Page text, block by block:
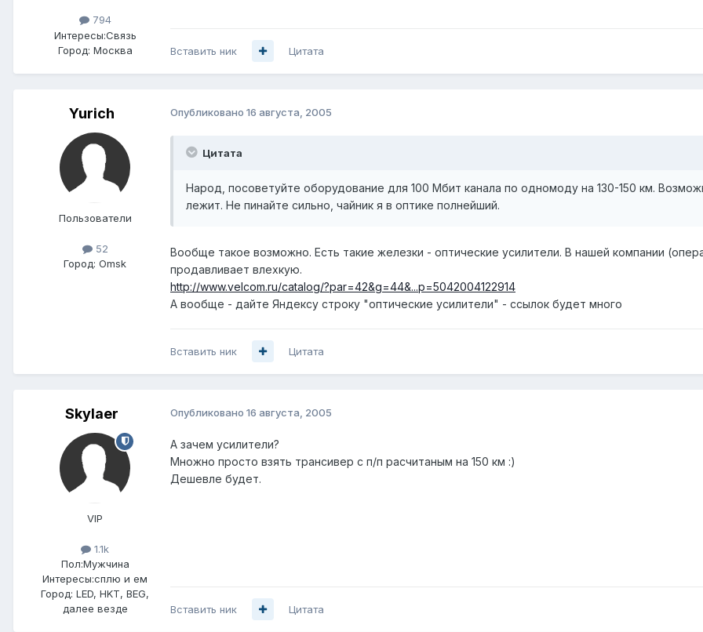
794
Интересы:Связь
Город: Москва Вставить ник Цитата
Yurich
Пользователи
52
Город: Omsk
Опубликовано 16 августа, 2005
Цитата
Народ, посоветуйте оборудование для 100 Мбит канала по одномоду на 130-150 км.
лежит. Не пинайте сильно, чайник я в оптике полнейший.
Вообще такое возможно. Есть такие железки - оптические усилители. В нашей компании
продавливает влехкую.
http://www.velcom.ru/catalog/?par=42&g=44&...p=5042004122914
А вообще - дайте Яндексу строку "оптические усилители" - ссылок будет много
Вставить ник Цитата
Skylaer
VIP
1.1k
Пол:Мужчина
Интересы:сплю и ем
Город: LED, HKT, BEG,
далее везде
Опубликовано 16 августа, 2005
А зачем усилители?
Множно просто взять трансивер с п/п расчитаным на 150 км :)
Дешевле будет.
Вставить ник Цитата